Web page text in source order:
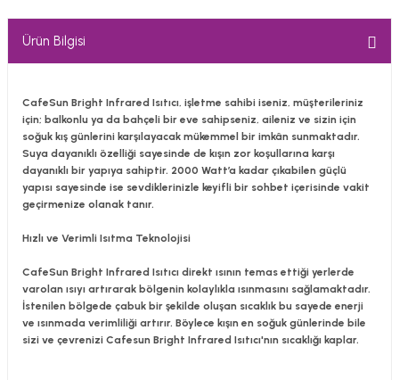
Ürün Bilgisi
CafeSun Bright Infrared Isıtıcı, işletme sahibi iseniz, müşterileriniz
için; balkonlu ya da bahçeli bir eve sahipseniz, aileniz ve sizin için
soğuk kış günlerini karşılayacak mükemmel bir imkân sunmaktadır.
Suya dayanıklı özelliği sayesinde de kışın zor koşullarına karşı
dayanıklı bir yapıya sahiptir. 2000 Watt’a kadar çıkabilen güçlü
yapısı sayesinde ise sevdiklerinizle keyifli bir sohbet içerisinde vakit
geçirmenize olanak tanır.
Hızlı ve Verimli Isıtma Teknolojisi
CafeSun Bright Infrared Isıtıcı direkt ısının temas ettiği yerlerde
varolan ısıyı artırarak bölgenin kolaylıkla ısınmasını sağlamaktadır.
İstenilen bölgede çabuk bir şekilde oluşan sıcaklık bu sayede enerji
ve ısınmada verimliliği artırır. Böylece kışın en soğuk günlerinde bile
sizi ve çevrenizi Cafesun Bright Infrared Isıtıcı'nın sıcaklığı kaplar.